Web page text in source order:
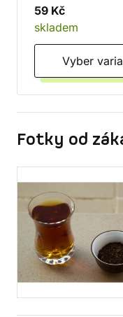
59 Kč
skladem
Vyber
Fotky od